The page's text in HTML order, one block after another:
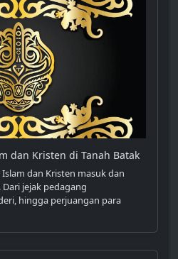
dan Kristen di Tanah Batak
dan Kristen masuk dan
jejak pedagang
hingga perjuangan para